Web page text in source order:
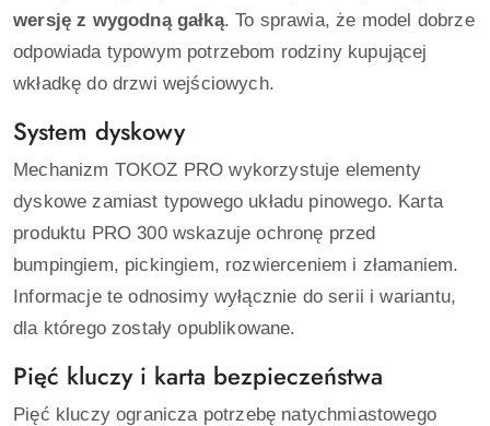
wersję z wygodną gałką. To sprawia, że model dobrze
odpowiada typowym potrzebom rodziny kupującej
wkładkę do drzwi wejściowych.
System dyskowy
Mechanizm TOKOZ PRO wykorzystuje elementy
dyskowe zamiast typowego układu pinowego. Karta
produktu PRO 300 wskazuje ochronę przed
bumpingiem, pickingiem, rozwierceniem i złamaniem.
Informacje te odnosimy wyłącznie do serii i wariantu,
dla którego zostały opublikowane.
Pięć kluczy i karta bezpieczeństwa
Pięć kluczy ogranicza potrzebę natychmiastowego